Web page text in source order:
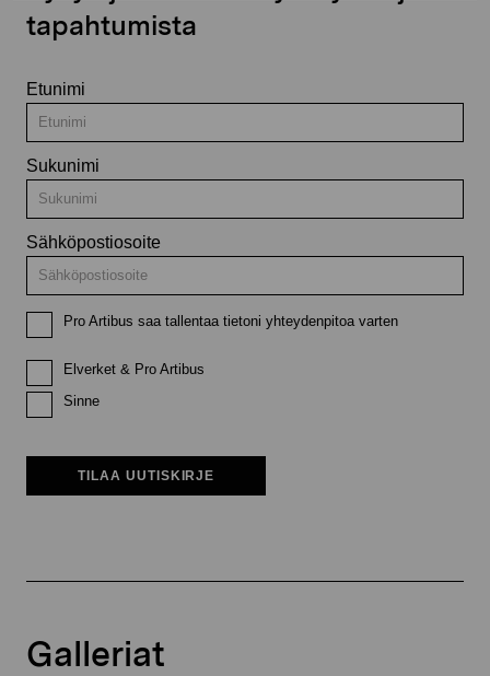
tapahtumista
Etunimi
Sukunimi
Sähköpostiosoite
Pro Artibus saa tallentaa tietoni yhteydenpitoa varten
Elverket & Pro Artibus
Sinne
TILAA UUTISKIRJE
Galleriat